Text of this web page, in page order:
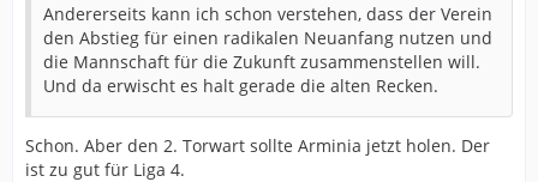
Andererseits kann ich schon verstehen, dass der Verein
den Abstieg für einen radikalen Neuanfang nutzen und
die Mannschaft für die Zukunft zusammenstellen will.
Und da erwischt es halt gerade die alten Recken.
Schon. Aber den 2. Torwart sollte Arminia jetzt holen. Der
ist zu gut für Liga 4.